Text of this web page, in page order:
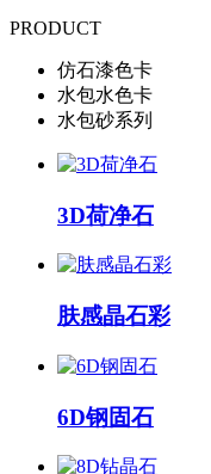
PRODUCT
仿石漆色卡
水包水色卡
水包砂系列
3D荷净石
肤感晶石彩
6D钢固石